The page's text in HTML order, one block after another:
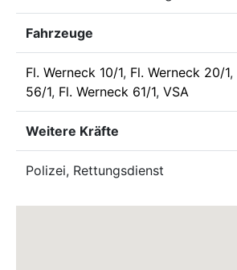
Fahrzeuge
Fl. Werneck 10/1, Fl. Werneck 20/1,
56/1, Fl. Werneck 61/1, VSA
Weitere Kräfte
Polizei, Rettungsdienst